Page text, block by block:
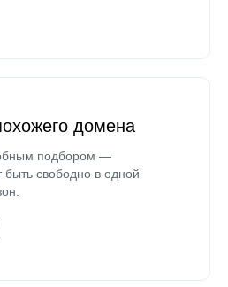
домена
подбором —
свободно в одной